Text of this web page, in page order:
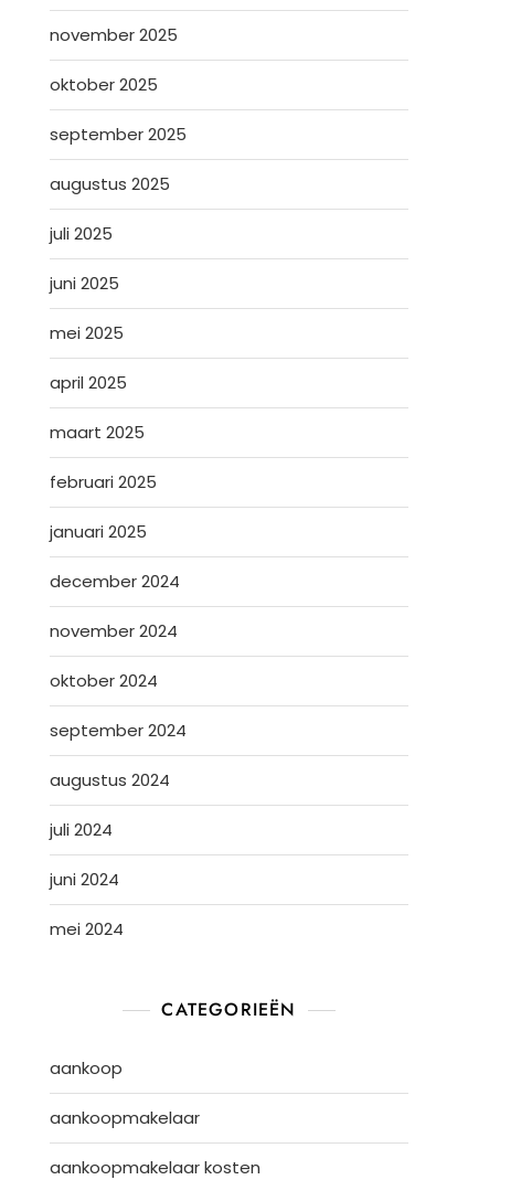
november 2025
oktober 2025
september 2025
augustus 2025
juli 2025
juni 2025
mei 2025
april 2025
maart 2025
februari 2025
januari 2025
december 2024
november 2024
oktober 2024
september 2024
augustus 2024
juli 2024
juni 2024
mei 2024
CATEGORIEËN
aankoop
aankoopmakelaar
aankoopmakelaar kosten